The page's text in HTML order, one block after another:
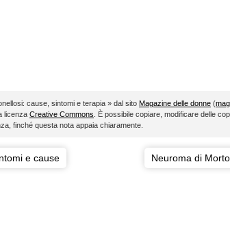
cause, sintomi e terapia » dal sito Magazine delle donne (
licenza Creative Commons . È possibile copiare, modificare delle
finché questa nota appaia chiaramente.
e cause Neuroma di